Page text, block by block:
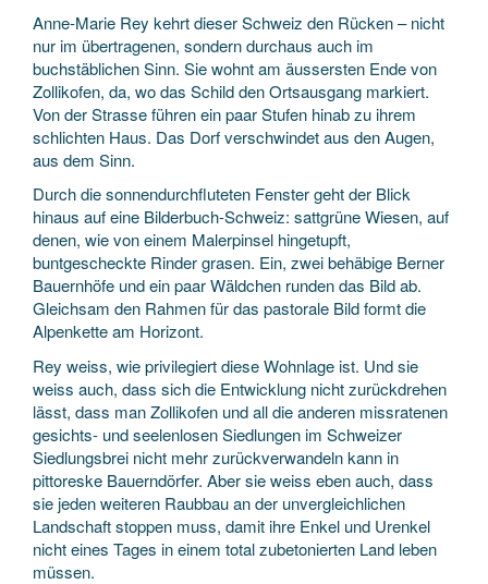
Anne-Marie Rey kehrt dieser Schweiz den Rücken – nicht
nur im übertragenen, sondern durchaus auch im
buchstäblichen Sinn. Sie wohnt am äussersten Ende von
Zollikofen, da, wo das Schild den Ortsausgang markiert.
Von der Strasse führen ein paar Stufen hinab zu ihrem
schlichten Haus. Das Dorf verschwindet aus den Augen,
aus dem Sinn.
Durch die sonnendurchfluteten Fenster geht der Blick
hinaus auf eine Bilderbuch-Schweiz: sattgrüne Wiesen, auf
denen, wie von einem Malerpinsel hingetupft,
buntgescheckte Rinder grasen. Ein, zwei behäbige Berner
Bauernhöfe und ein paar Wäldchen runden das Bild ab.
Gleichsam den Rahmen für das pastorale Bild formt die
Alpenkette am Horizont.
Rey weiss, wie privilegiert diese Wohnlage ist. Und sie
weiss auch, dass sich die Entwicklung nicht zurückdrehen
lässt, dass man Zollikofen und all die anderen missratenen
gesichts- und seelenlosen Siedlungen im Schweizer
Siedlungsbrei nicht mehr zurückverwandeln kann in
pittoreske Bauerndörfer. Aber sie weiss eben auch, dass
sie jeden weiteren Raubbau an der unvergleichlichen
Landschaft stoppen muss, damit ihre Enkel und Urenkel
nicht eines Tages in einem total zubetonierten Land leben
müssen.